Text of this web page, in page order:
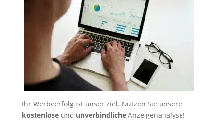
Ihr Werbeerfolg ist unser Ziel. Nutzen Sie unsere
kostenloseund unverbindlicheAnzeigenanalyse!